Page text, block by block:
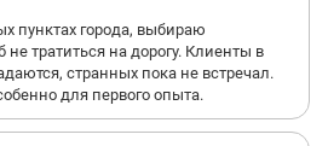
пунктах города, выбираю
тратиться на дорогу. Клиенты в
странных пока не встречал.
для первого опыта.